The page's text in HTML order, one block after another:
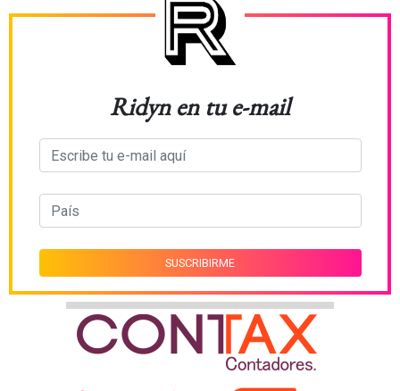
Ridyn en tu e-mail